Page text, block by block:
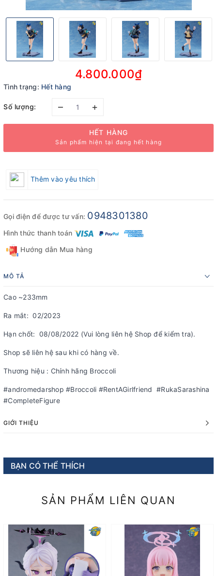
4.800.000₫
Tình trạng: Hết hàng
Số lượng: – +
HẾT HÀNG
Sản phẩm hiện tại đang hết hàng
Thêm vào yêu thích
Gọi điện để được tư vấn: 0948301380
Hình thức thanh toán
Hướng dẫn Mua hàng
MÔ TẢ
Cao ~233mm
Ra mắt: 02/2023
Hạn chốt: 08/08/2022 (Vui lòng liên hệ Shop để kiểm tra).
Shop sẽ liên hệ sau khi có hàng về.
Thương hiệu : Chính hãng Broccoli
#andromedarshop #Broccoli #RentAGirlfriend #RukaSarashina
#CompleteFigure
GIỚI THIỆU
BẠN CÓ THỂ THÍCH
SẢN PHẨM LIÊN QUAN